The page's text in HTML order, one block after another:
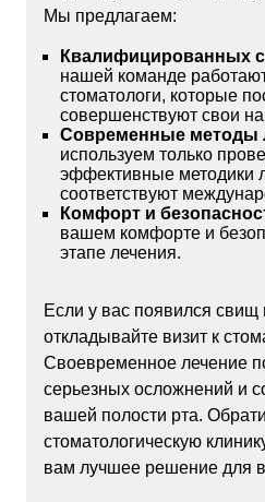
Мы предлагаем:
Квалифицированных
нашей команде
стоматологи, которые
совершенствуют свои
Современные методы
используем только
эффективные методики
соответствуют
Комфорт и
вашем комфорте и
этапе лечения.
Если у вас появился свищ
откладывайте визит к
Своевременное лечение
серьезных осложнений и
вашей полости рта.
стоматологическую
вам лучшее решение для